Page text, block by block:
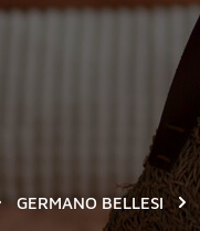
GERMANO BELLESI